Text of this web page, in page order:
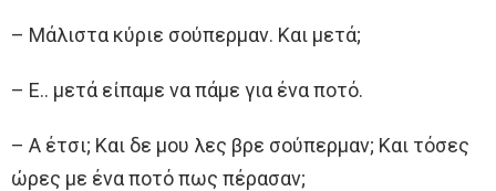
– Μάλιστα κύριε σούπερμαν. Και μετά;
– Ε.. μετά είπαμε να πάμε για ένα ποτό.
– Α έτσι; Και δε μου λες βρε σούπερμαν; Kαι τόσες
ώρες με ένα ποτό πως πέρασαν;